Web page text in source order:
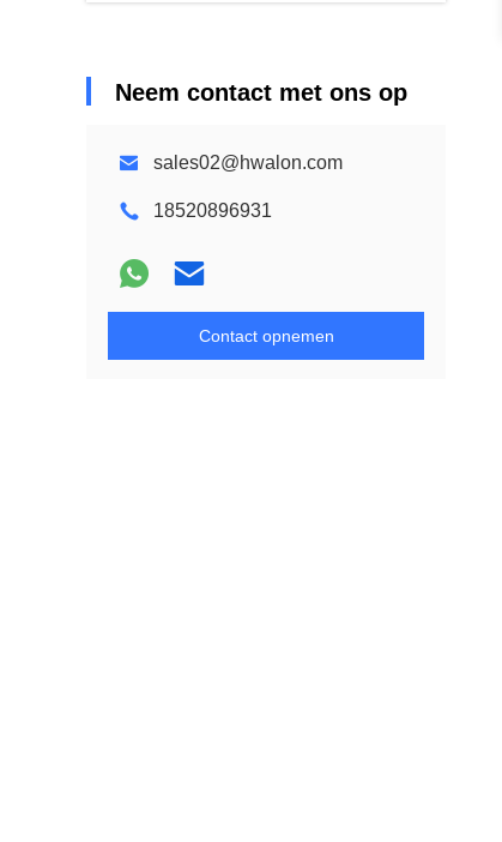
Neem contact met ons op
sales02@hwalon.com
18520896931
Contact opnemen